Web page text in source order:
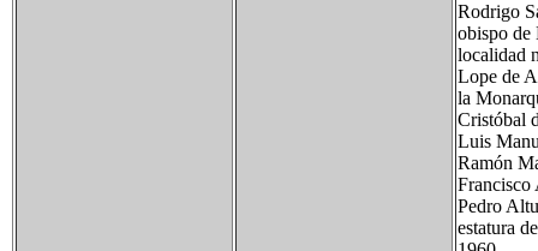
Rodrigo
obispo de
localidad
Lope de
la
Cristóbal
Luis
Ramón
Pedro
estatura